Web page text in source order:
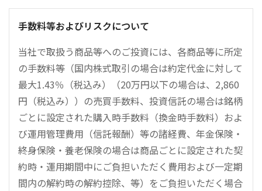
手数料等およびリスクについて
当社で取扱う商品等へのご投資には、各商品等に所定
の手数料等（国内株式取引の場合は約定代金に対して
最大1.43％（税込み）（20万円以下の場合は、2,860
円（税込み））の売買手数料、投資信託の場合は銘柄
ごとに設定された購入時手数料（換金時手数料）およ
び運用管理費用（信託報酬）等の諸経費、年金保険・
終身保険・養老保険の場合は商品ごとに設定された契
約時・運用期間中にご負担いただく費用および一定期
間内の解約時の解約控除、等）をご負担いただく場合